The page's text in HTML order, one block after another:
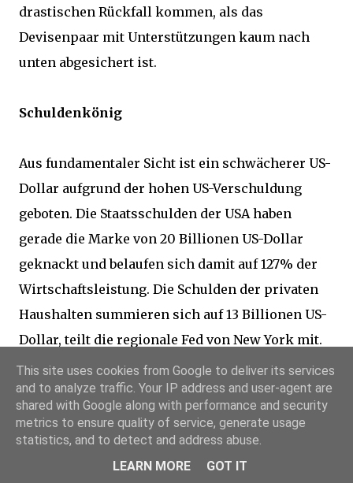
drastischen Rückfall kommen, als das
Devisenpaar mit Unterstützungen kaum nach
unten abgesichert ist.
Schuldenkönig
Aus fundamentaler Sicht ist ein schwächerer US-
Dollar aufgrund der hohen US-Verschuldung
geboten. Die Staatsschulden der USA haben
gerade die Marke von 20 Billionen US-Dollar
geknackt und belaufen sich damit auf 127% der
Wirtschaftsleistung. Die Schulden der privaten
Haushalten summieren sich auf 13 Billionen US-
Dollar, teilt die regionale Fed von New York mit.
Hinzu kommt ein Leistungsbilanzdefizit im
laufenden Jahr von ca. 500 Milliarden Dollar. Die
US-Regierung fährt ein Haushaltsdefizit von ca.
700 Milliarden Dollar, was der Höhe des
This site uses cookies from Google to deliver its services
and to analyze traffic. Your IP address and user-agent are
shared with Google along with performance and security
metrics to ensure quality of service, generate usage
statistics, and to detect and address abuse.
LEARN MORE
GOT IT